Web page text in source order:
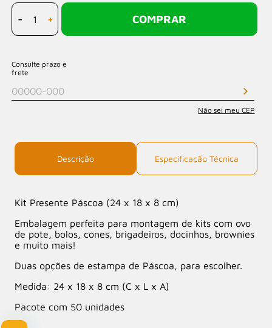
- + COMPRAR
Consulte prazo e
frete
Não sei meu CEP
Descrição Especificação Técnica
Kit Presente Páscoa (24 x 18 x 8 cm)
Embalagem perfeita para montagem de kits com ovo
de pote, bolos, cones, brigadeiros, docinhos, brownies
e muito mais!
Duas opções de estampa de Páscoa, para escolher.
Medida: 24 x 18 x 8 cm (C x L x A)
Pacote com 50 unidades